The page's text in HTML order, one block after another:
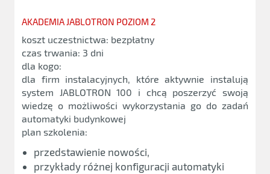
AKADEMIA JABLOTRON POZIOM 2
koszt uczestnictwa: bezpłatny
czas trwania: 3 dni
dla kogo:
dla firm instalacyjnych, które aktywnie instalują
system JABLOTRON 100 i chcą poszerzyć swoją
wiedzę o możliwości wykorzystania go do zadań
automatyki budynkowej
plan szkolenia:
przedstawienie nowości,
przykłady różnej konfiguracji automatyki